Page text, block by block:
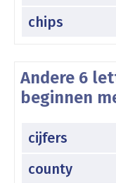
chips
Andere 6
beginnen
cijfers
county